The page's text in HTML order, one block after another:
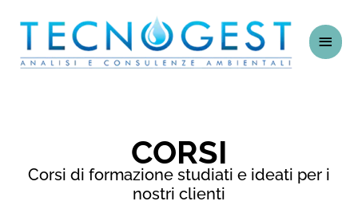
contenuto
CORSI
Corsi di formazione studiati e ideati per i
nostri clienti